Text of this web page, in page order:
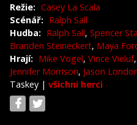
Režie: Casey La Scala
Scénář: Ralph Sall
Hudba: Ralph Sall, Spencer
Branden Steineckert, Maya
Hrají: Mike Vogel, Vince Vieluf,
Jennifer Morrison, Jason
Taskey | všichni herci